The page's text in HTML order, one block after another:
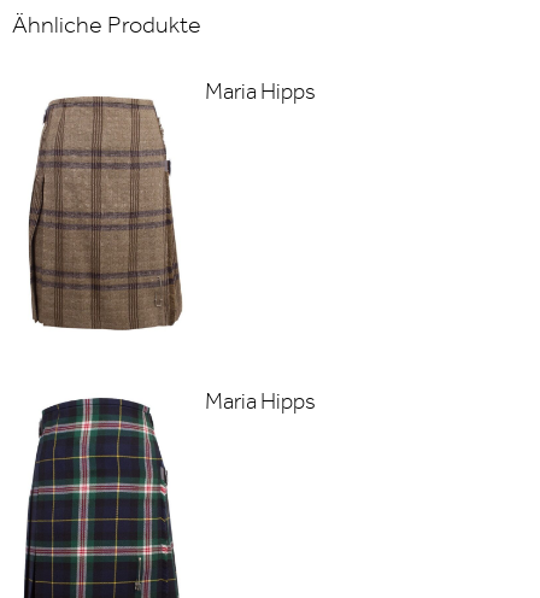
Ähnliche Produkte
Maria Hipps
Maria Hipps